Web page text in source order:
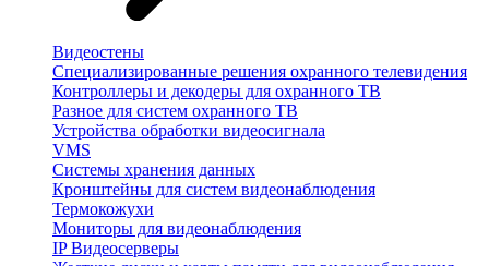
Видеостены
Специализированные решения охранного телевидения
Контроллеры и декодеры для охранного ТВ
Разное для систем охранного ТВ
Устройства обработки видеосигнала
VMS
Системы хранения данных
Кронштейны для систем видеонаблюдения
Термокожухи
Мониторы для видеонаблюдения
IP Видеосерверы